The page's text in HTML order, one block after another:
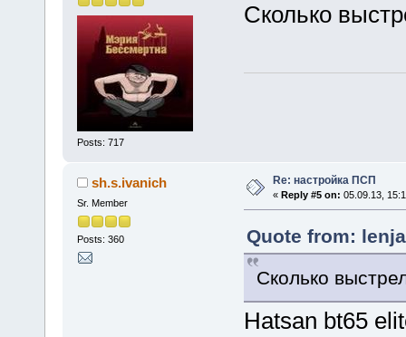
Posts: 717
Сколько
sh.s.ivanich
Sr. Member
Posts: 360
Re: настройка ПСП
« Reply #5 on: 05.09.13,
Quote from:
Сколько
Hatsan bt65